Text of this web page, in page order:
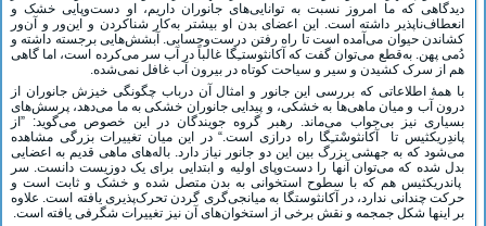
دیدگاهی که ما امروز نسبت به توانایی‌های جانوران داریم، او دست‌وپایی خشک و
انعطاف‌ناپذیر داشته است. این اعضای بدن او بیشتر به‌کار شناکردن و این‌ور و آن‌ور
کشاندن حیوان می‌آمده است تا راه رفتن درست‌و‌حسابی. آبشش‌هایی برجسته داشته و
دُمی پهن. به‌قطع می‌توان گفت که آکانثوستـِگا غالباً در آب سر می‌کرده است، اما گاهی
هم از سرک کشیدن و سیر و سیاحت کوتاه در بیرون آب غافل نمی‌شده.
با همۀ اطلاعاتی که بررسی این جانور و امثال آن درباب چگونگی خیزش جانوران از
درون آب و میان ماهی‌ها به خشکی، و پیدایی جانوران خشکی به ما می‌دهد، پرسش‌های
بسیاری نیز بی‌جواب می‌ماند. رهبر گروه جویندگان در این خصوص می‌گوید: ”از
پاندِریکثیس تا آکانثوسْتـِگا راه درازی است.“ در این میان تغییرات بزرگی مشاهده
می‌شود که به جهشی بزرگ بین این دو جانور نیاز دارد. باله‌های ماهی قدیم به اعضایی
بدل شده که می‌توان آنها را دست‌وپای اولیه و ابتدایی برای یک دوزیست دانست. سر
پاندریکثیس هم که با سطوح استخوانی به بدن متصل شده و خشک و ثابت است و
حرکت چندانی ندارد، در آکانثوستگا به میانجی‌گری گردن تحرک‌پذیری یافته است. علاوه
بر اینها شکل جمجمه و نقش برخی از استخوان‌های آن نیز تغییرات شگرفی یافته است.